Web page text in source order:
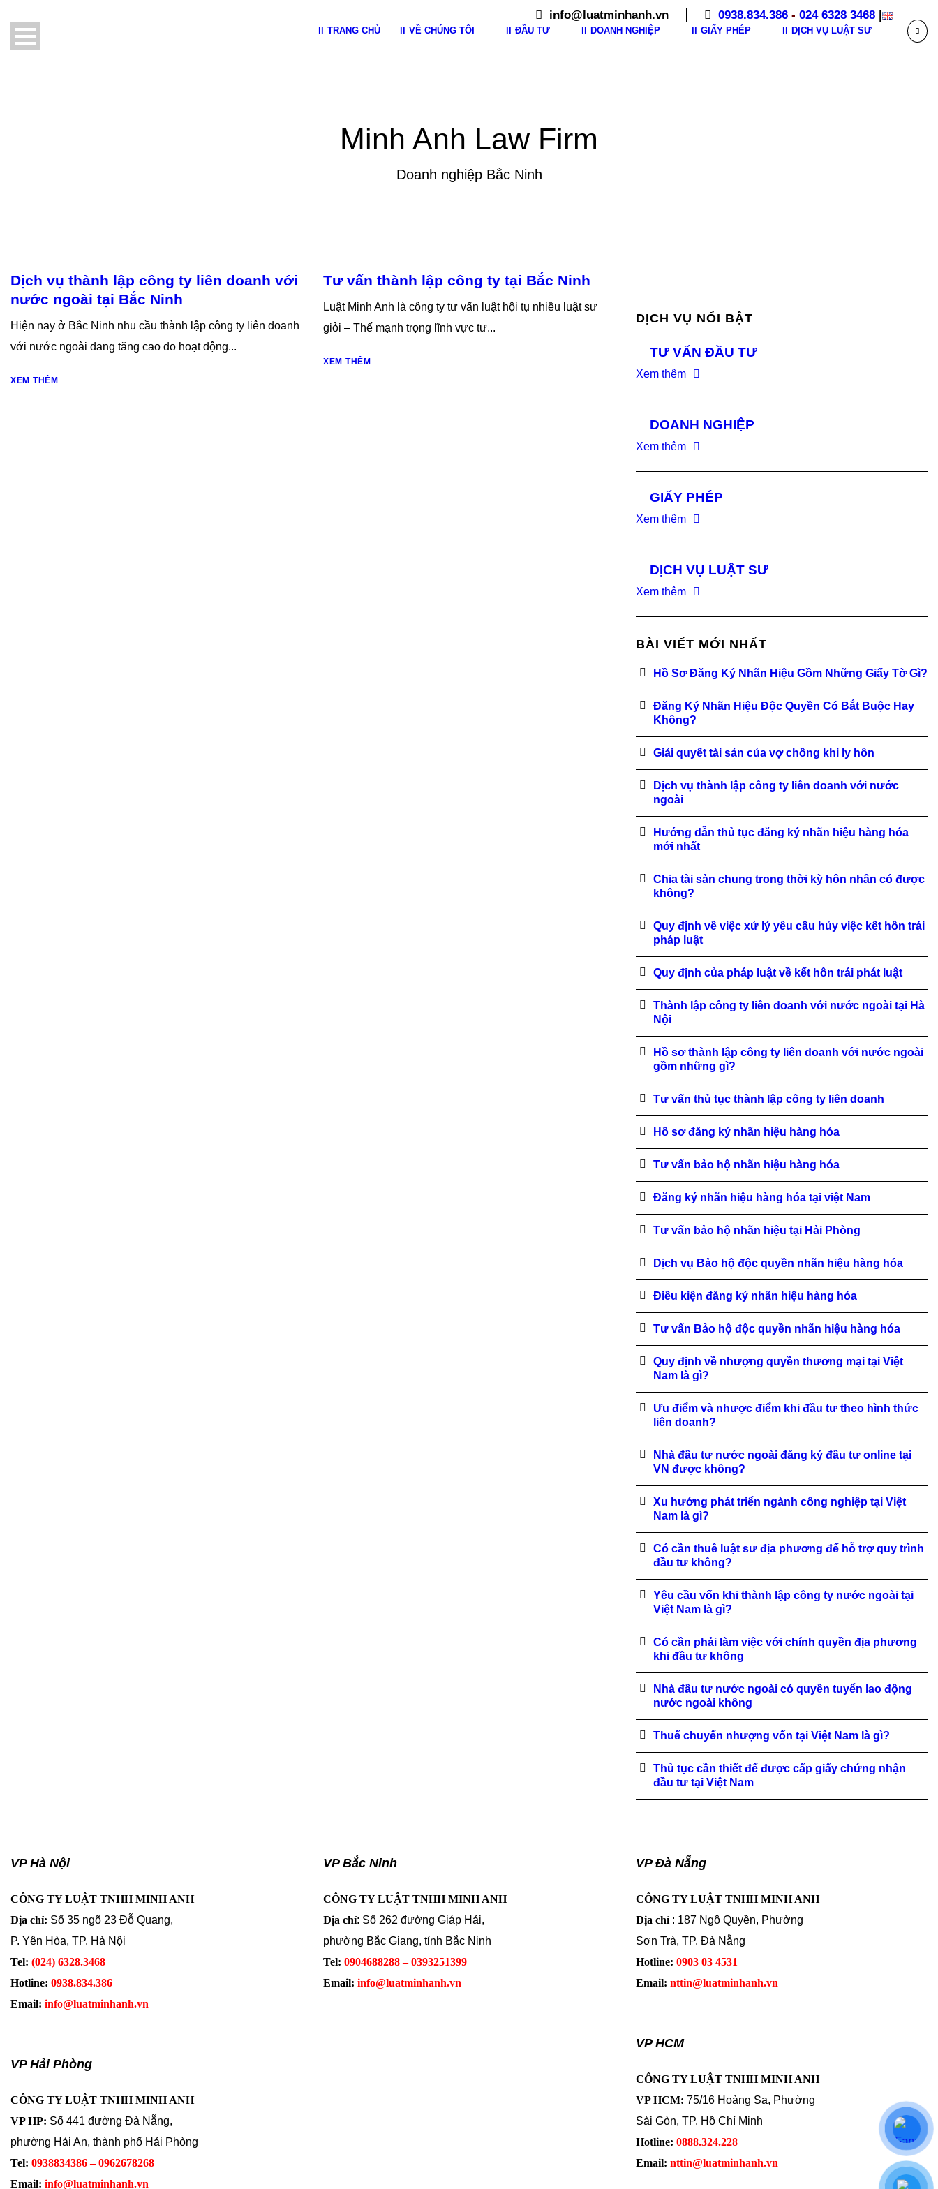
info@luatminhanh.vn 0938.834.386 - 024 6328 3468 |
TRANG CHỦ VỀ CHÚNG TÔI ĐẦU TƯ DOANH NGHIỆP GIẤY PHÉP DỊCH VỤ LUẬT SƯ
Minh Anh Law Firm
Doanh nghiệp Bắc Ninh
Dịch vụ thành lập công ty liên doanh với
nước ngoài tại Bắc Ninh
Hiện nay ở Bắc Ninh nhu cầu thành lập công ty liên doanh
với nước ngoài đang tăng cao do hoạt động...
XEM THÊM
Tư vấn thành lập công ty tại Bắc Ninh
Luật Minh Anh là công ty tư vấn luật hội tụ nhiều luật sư
giỏi – Thế mạnh trọng lĩnh vực tư...
XEM THÊM
DỊCH VỤ NỔI BẬT
TƯ VẤN ĐẦU TƯ
Xem thêm
DOANH NGHIỆP
Xem thêm
GIẤY PHÉP
Xem thêm
DỊCH VỤ LUẬT SƯ
Xem thêm
BÀI VIẾT MỚI NHẤT
Hồ Sơ Đăng Ký Nhãn Hiệu Gồm Những Giấy Tờ Gì?
Đăng Ký Nhãn Hiệu Độc Quyền Có Bắt Buộc Hay
Không?
Giải quyết tài sản của vợ chồng khi ly hôn
Dịch vụ thành lập công ty liên doanh với nước
ngoài
Hướng dẫn thủ tục đăng ký nhãn hiệu hàng hóa
mới nhất
Chia tài sản chung trong thời kỳ hôn nhân có được
không?
Quy định về việc xử lý yêu cầu hủy việc kết hôn trái
pháp luật
Quy định của pháp luật về kết hôn trái phát luật
Thành lập công ty liên doanh với nước ngoài tại Hà
Nội
Hồ sơ thành lập công ty liên doanh với nước ngoài
gồm những gì?
Tư vấn thủ tục thành lập công ty liên doanh
Hồ sơ đăng ký nhãn hiệu hàng hóa
Tư vấn bảo hộ nhãn hiệu hàng hóa
Đăng ký nhãn hiệu hàng hóa tại việt Nam
Tư vấn bảo hộ nhãn hiệu tại Hải Phòng
Dịch vụ Bảo hộ độc quyền nhãn hiệu hàng hóa
Điều kiện đăng ký nhãn hiệu hàng hóa
Tư vấn Bảo hộ độc quyền nhãn hiệu hàng hóa
Quy định về nhượng quyền thương mại tại Việt
Nam là gì?
Ưu điểm và nhược điểm khi đầu tư theo hình thức
liên doanh?
Nhà đầu tư nước ngoài đăng ký đầu tư online tại
VN được không?
Xu hướng phát triển ngành công nghiệp tại Việt
Nam là gì?
Có cần thuê luật sư địa phương để hỗ trợ quy trình
đầu tư không?
Yêu cầu vốn khi thành lập công ty nước ngoài tại
Việt Nam là gì?
Có cần phải làm việc với chính quyền địa phương
khi đầu tư không
Nhà đầu tư nước ngoài có quyền tuyển lao động
nước ngoài không
Thuế chuyển nhượng vốn tại Việt Nam là gì?
Thủ tục cần thiết để được cấp giấy chứng nhận
đầu tư tại Việt Nam
VP Hà Nội
CÔNG TY LUẬT TNHH MINH ANH
Địa chỉ: Số 35 ngõ 23 Đỗ Quang,
P. Yên Hòa, TP. Hà Nội
Tel: (024) 6328.3468
Hotline: 0938.834.386
Email: info@luatminhanh.vn
VP Hải Phòng
CÔNG TY LUẬT TNHH MINH ANH
VP HP: Số 441 đường Đà Nẵng,
phường Hải An, thành phố Hải Phòng
Tel: 0938834386 – 0962678268
Email: info@luatminhanh.vn
VP Bắc Ninh
CÔNG TY LUẬT TNHH MINH ANH
Địa chỉ: Số 262 đường Giáp Hải,
phường Bắc Giang, tỉnh Bắc Ninh
Tel: 0904688288 – 0393251399
Email: info@luatminhanh.vn
VP Đà Nẵng
CÔNG TY LUẬT TNHH MINH ANH
Địa chỉ : 187 Ngô Quyền, Phường
Sơn Trà, TP. Đà Nẵng
Hotline: 0903 03 4531
Email: nttin@luatminhanh.vn
VP HCM
CÔNG TY LUẬT TNHH MINH ANH
VP HCM: 75/16 Hoàng Sa, Phường
Sài Gòn, TP. Hồ Chí Minh
Hotline: 0888.324.228
Email: nttin@luatminhanh.vn